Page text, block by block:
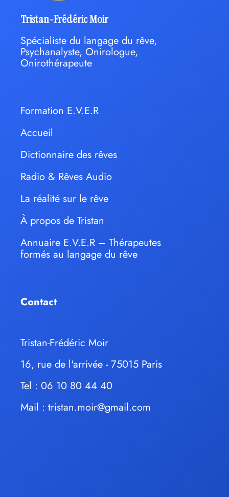
Tristan-Frédéric Moir
Spécialiste du langage du rêve,
Psychanalyste, Onirologue,
Onirothérapeute
Formation E.V.E.R
Accueil
Dictionnaire des rêves
Radio & Rêves Audio
La réalité sur le rêve
À propos de Tristan
Annuaire E.V.E.R – Thérapeutes
formés au langage du rêve
Contact
Tristan-Frédéric Moir
16, rue de l'arrivée - 75015 Paris
Tel : 06 10 80 44 40
Mail : tristan.moir@gmail.com